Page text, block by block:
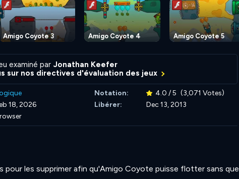
Amigo Coyote 3 Amigo Coyote 4 Amigo Coyote 5
examiné par Jonathan Keefer
sur nos directives d'évaluation des jeux
Notation: 4.0 / 5 (3,071 Votes)
18, 2026 Libérer:
Dec 13, 2013
pour les supprimer afin qu'Amigo Coyote puisse flotter sans que